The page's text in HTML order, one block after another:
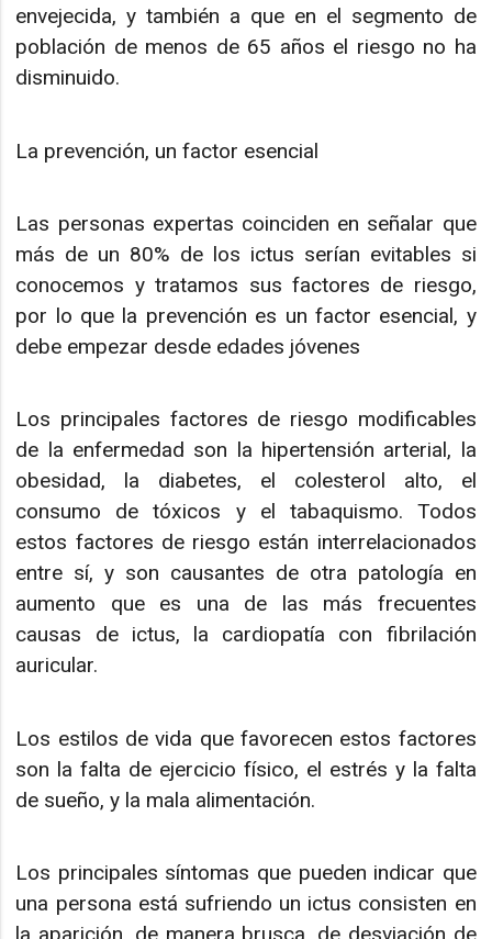
envejecida, y también a que en el segmento de
población de menos de 65 años el riesgo no ha
disminuido.
La prevención, un factor esencial
Las personas expertas coinciden en señalar que
más de un 80% de los ictus serían evitables si
conocemos y tratamos sus factores de riesgo,
por lo que la prevención es un factor esencial, y
debe empezar desde edades jóvenes
Los principales factores de riesgo modificables
de la enfermedad son la hipertensión arterial, la
obesidad, la diabetes, el colesterol alto, el
consumo de tóxicos y el tabaquismo. Todos
estos factores de riesgo están interrelacionados
entre sí, y son causantes de otra patología en
aumento que es una de las más frecuentes
causas de ictus, la cardiopatía con fibrilación
auricular.
Los estilos de vida que favorecen estos factores
son la falta de ejercicio físico, el estrés y la falta
de sueño, y la mala alimentación.
Los principales síntomas que pueden indicar que
una persona está sufriendo un ictus consisten en